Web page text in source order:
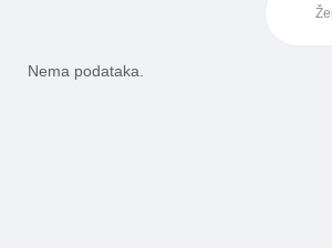
Nema podataka.